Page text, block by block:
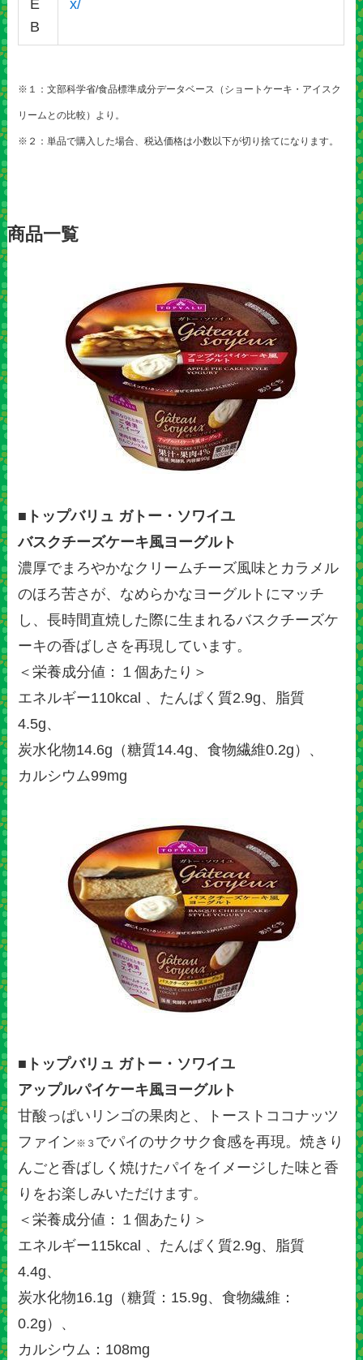
E
B
x/
※１：文部科学省/食品標準成分データベース（ショートケーキ・アイスク
リームとの比較）より。
※２：単品で購入した場合、税込価格は小数以下が切り捨てになります。
商品一覧
■トップバリュ ガトー・ソワイユ
バスクチーズケーキ風ヨーグルト
濃厚でまろやかなクリームチーズ風味とカラメル
のほろ苦さが、なめらかなヨーグルトにマッチ
し、長時間直焼した際に生まれるバスクチーズケ
ーキの香ばしさを再現しています。
＜栄養成分値：１個あたり＞
エネルギー110kcal 、たんぱく質2.9g、脂質
4.5g、
炭水化物14.6g（糖質14.4g、食物繊維0.2g）、
カルシウム99mg
■トップバリュ ガトー・ソワイユ
アップルパイケーキ風ヨーグルト
甘酸っぱいリンゴの果肉と、トーストココナッツ
ファイン※３ でパイのサクサク食感を再現。焼きり
んごと香ばしく焼けたパイをイメージした味と香
りをお楽しみいただけます。
＜栄養成分値：１個あたり＞
エネルギー115kcal 、たんぱく質2.9g、脂質
4.4g、
炭水化物16.1g（糖質：15.9g、食物繊維：
0.2g）、
カルシウム：108mg